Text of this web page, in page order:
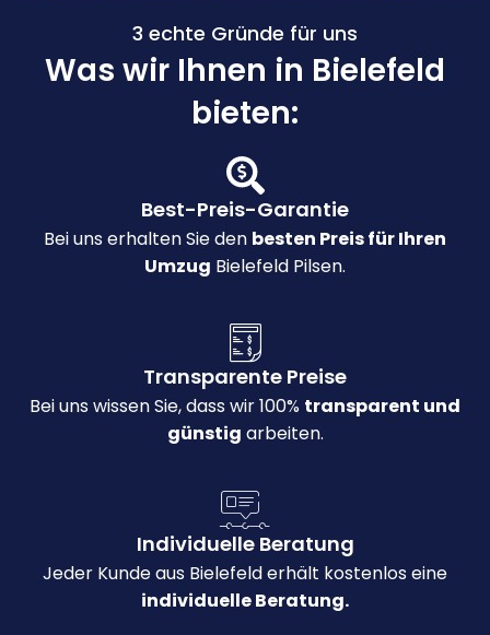
3 echte Gründe für uns
Was wir Ihnen in Bielefeld
bieten:
Best-Preis-Garantie
Bei uns erhalten Sie den besten Preis für Ihren
Umzug Bielefeld Pilsen.
Transparente Preise
Bei uns wissen Sie, dass wir 100% transparent und
günstig arbeiten.
Individuelle Beratung
Jeder Kunde aus Bielefeld erhält kostenlos eine
individuelle Beratung.